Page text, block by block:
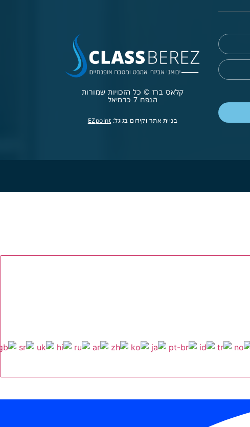
קלאס ברז © כל הזכויות שמורות
הנפח 7 כרמיאל
בניית אתר וקידום בגוגל: EZpoint